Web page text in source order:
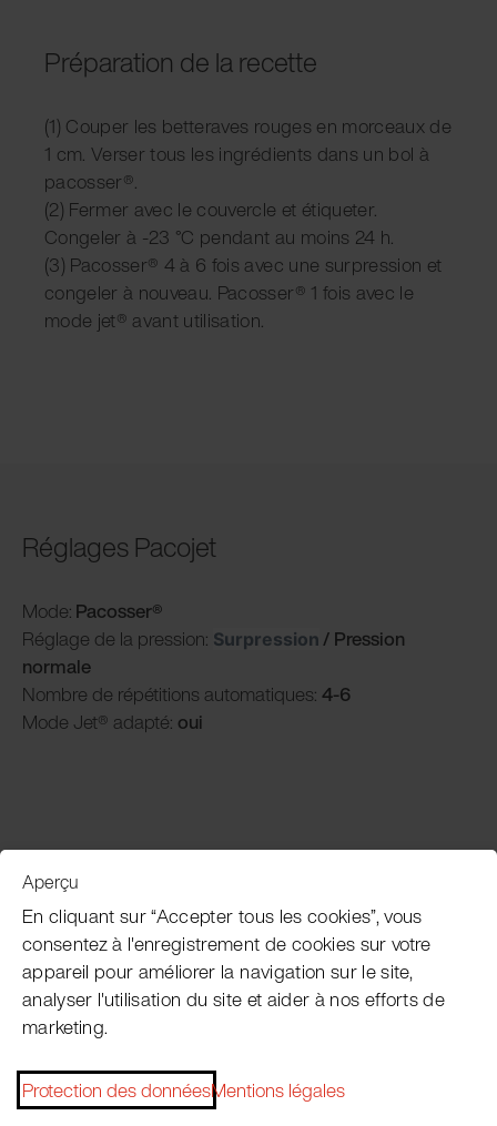
Préparation de la recette
(1) Couper les betteraves rouges en morceaux de
1 cm. Verser tous les ingrédients dans un bol à
pacosser®.
(2) Fermer avec le couvercle et étiqueter.
Congeler à -23 °C pendant au moins 24 h.
(3) Pacosser® 4 à 6 fois avec une surpression et
congeler à nouveau. Pacosser® 1 fois avec le
mode jet® avant utilisation.
Réglages Pacojet
Mode: Pacosser®
Réglage de la pression: Surpression / Pression
normale
Nombre de répétitions automatiques: 4-6
Mode Jet® adapté: oui
Service clientèle
Subscribe Pacojet Newsletter
Would you like to be regularly updated on news, event
Aperçu
En cliquant sur “Accepter tous les cookies”, vous
consentez à l'enregistrement de cookies sur votre
appareil pour améliorer la navigation sur le site,
analyser l'utilisation du site et aider à nos efforts de
marketing.
Protection des donnéesMentions légales